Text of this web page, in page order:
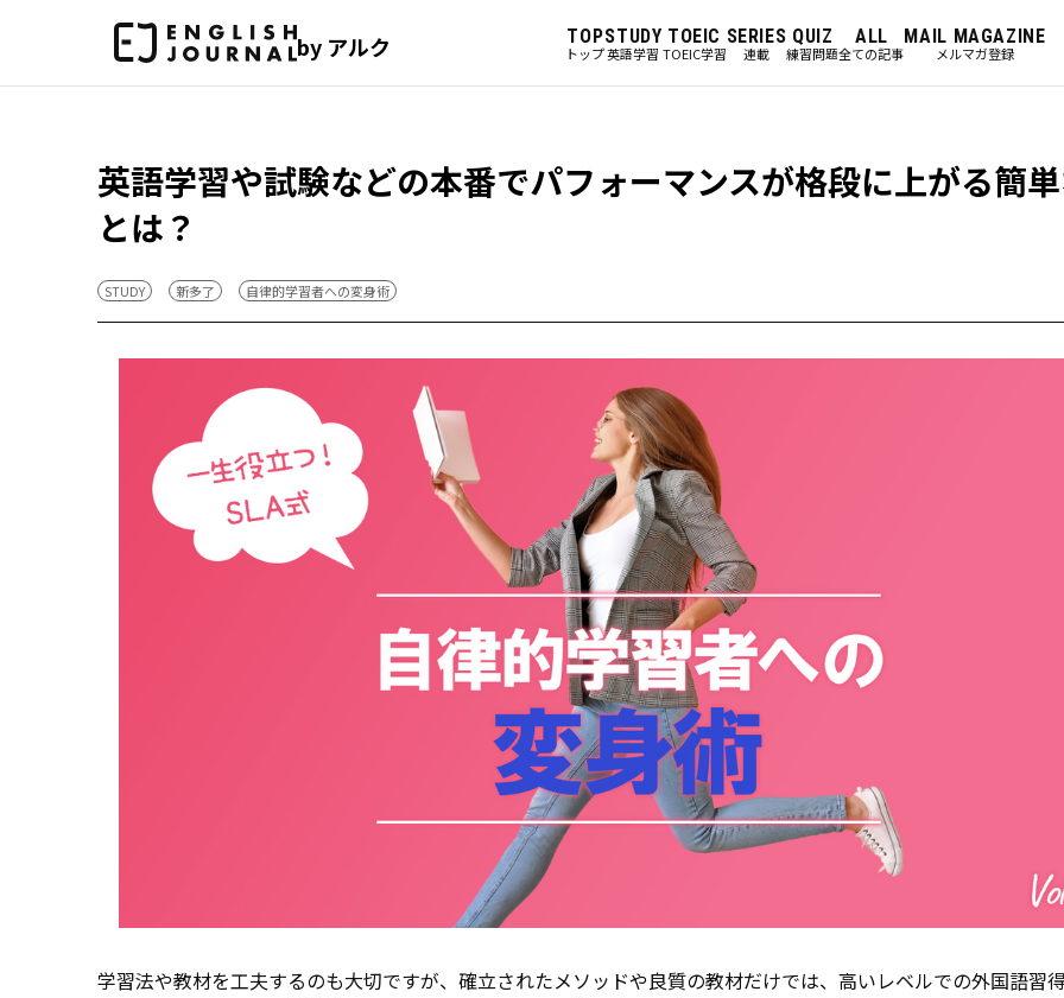
by アルク TOP
トップ
STUDY
英語学習
TOEIC
TOEIC学習
SERIES
連載
QUIZ
練習問題
ALL
全ての記事
MAIL MAGAZINE
メルマガ登録
英語学習や試験などの本番でパフォーマンスが格段に上がる簡
とは？
STUDY 新多了 自律的学習者への変身術
学習法や教材を工夫するのも大切ですが、確立されたメソッドや良質の教材だけでは、高いレベルでの外国語習